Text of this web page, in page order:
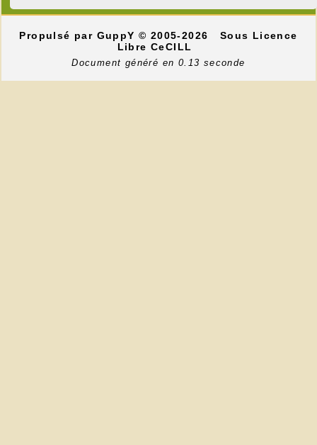
Propulsé par GuppY© 2005-2026
Sous Licence
Libre CeCILL
Document généré en 0.13 seconde